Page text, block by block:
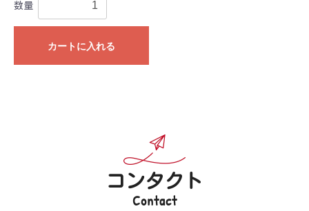
数量
カートに入れる
コンタクト
Contact